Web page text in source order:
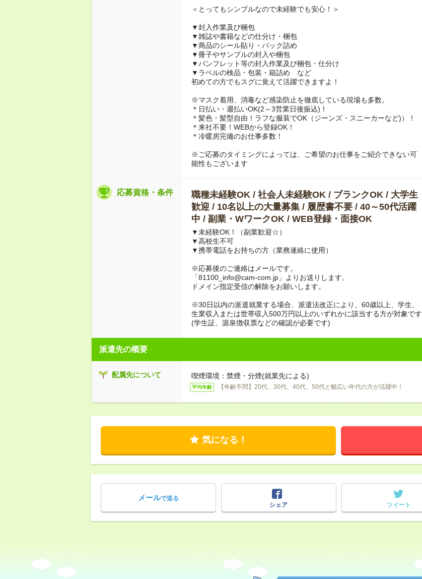
＜とってもシンプルなので未経験でも安心！＞
▼封入作業及び梱包
▼雑誌や書籍などの仕分け・梱包
▼商品のシール貼り・パック詰め
▼冊子やサンプルの封入や梱包
▼パンフレット等の封入作業及び梱包・仕分け
▼ラベルの検品・包装・箱詰め など
初めての方でもスグに覚えて活躍できますよ！
※マスク着用、消毒など感染防止を徹底している現場も多数。
＊日払い・週払いOK(2～3営業日後振込)！
＊髪色・髪型自由！ラフな服装でOK（ジーンズ・スニーカーなど)）！
＊来社不要！WEBから登録OK！
＊冷暖房完備のお仕事多数！
※ご応募のタイミングによっては、ご希望のお仕事をご紹介できない可
能性もございます
応募資格・条件
職種未経験OK / 社会人未経験OK / ブランクOK / 大学生
歓迎 / 10名以上の大量募集 / 履歴書不要 / 40～50代活躍
中 / 副業・WワークOK / WEB登録・面接OK
▼未経験OK！（副業歓迎☆）
▼高校生不可
▼携帯電話をお持ちの方（業務連絡に使用）
※応募後のご連絡はメールです。
「81100_info@cam-com.jp」よりお送りします。
ドメイン指定受信の解除をお願いします。
※30日以内の派遣就業する場合、派遣法改正により、60歳以上、学生、
生業収入または世帯収入500万円以上のいずれかに該当する方が対象です
(学生証、源泉徴収票などの確認が必要です)
派遣先の概要
配属先について 喫煙環境：禁煙・分煙(就業先による)
平均年齢 【年齢不問】20代、30代、40代、50代と幅広い年代の方が活躍中！
気になる！
メールで送る
シェア
ツイート